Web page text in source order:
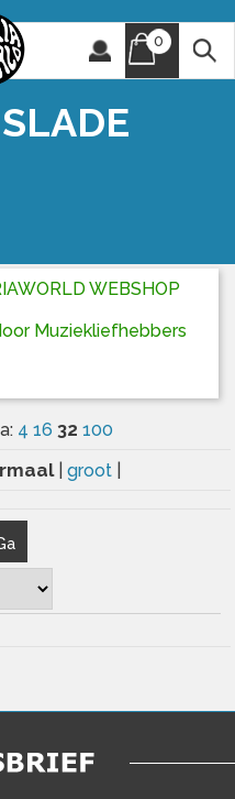
0
WEBSHOP
Muziekliefhebbers
4 16 32 100
groot